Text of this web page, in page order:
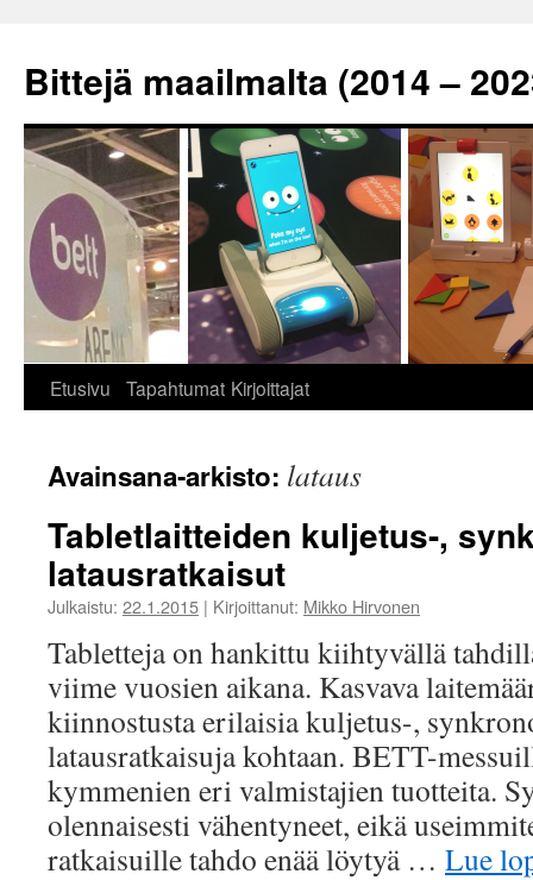
Bittejä maailmalta (2014 –
Etusivu Tapahtumat Kirjoittajat
Avainsana-arkisto: lataus
Tabletlaitteiden kuljetus-,
latausratkaisut
Julkaistu: 22.1.2015 | Kirjoittanut: Mikko Hirvonen
Tabletteja on hankittu kiihtyvällä
viime vuosien aikana. Kasvava
kiinnostusta erilaisia kuljetus-,
latausratkaisuja kohtaan. BETT-
kymmenien eri valmistajien tuotteita.
olennaisesti vähentyneet, eikä
ratkaisuille tahdo enää löytyä … Lue